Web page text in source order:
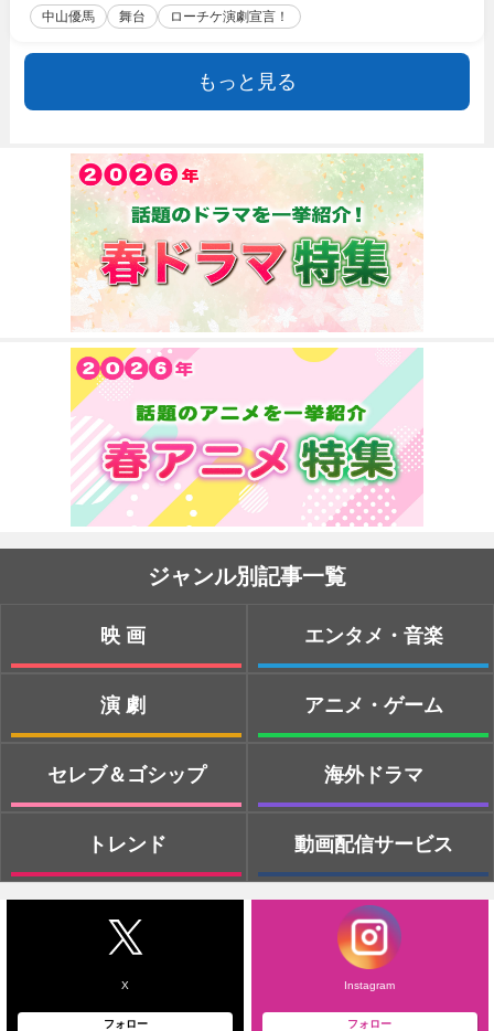
中山優馬 舞台 ローチケ演劇宣言！
もっと見る
ジャンル別記事一覧
映画
演劇
セレブ＆ゴシップ
トレンド
エンタメ・音楽
アニメ・ゲーム
海外ドラマ
動画配信サービス
X
フォロー
Instagram
フォロー